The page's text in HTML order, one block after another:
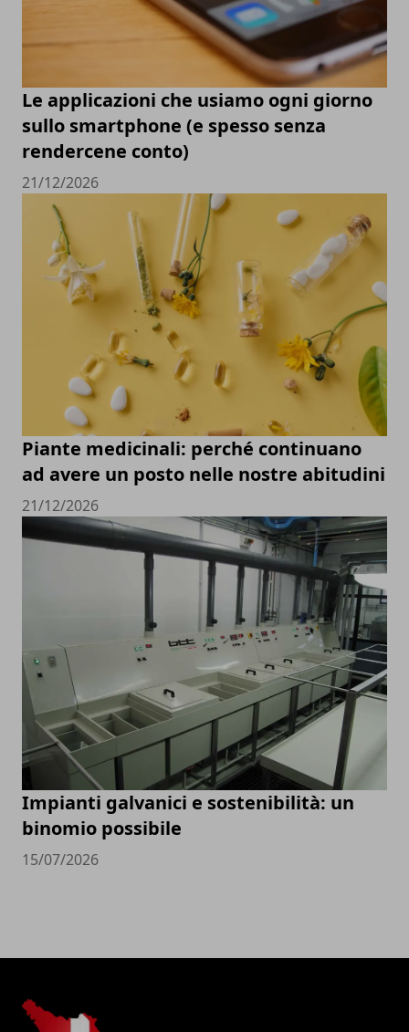
Le applicazioni che usiamo ogni giorno
sullo smartphone (e spesso senza
rendercene conto)
21/12/2026
Piante medicinali: perché continuano
ad avere un posto nelle nostre abitudini
21/12/2026
Impianti galvanici e sostenibilità: un
binomio possibile
15/07/2026